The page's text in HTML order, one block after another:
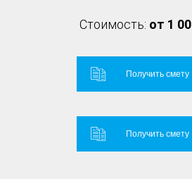
Стоимость: от 1
Получить смету
Получить смету